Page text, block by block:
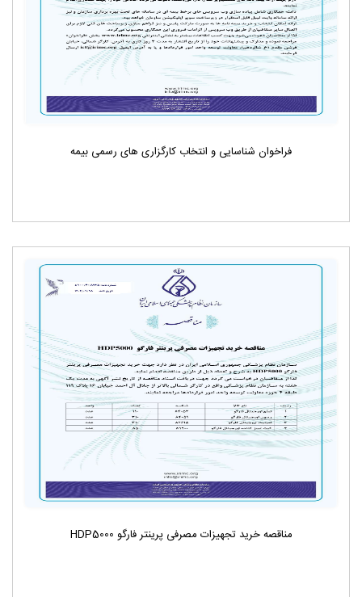
فراخوان شناسایی و انتخاب کارگزاری های رسمی بیمه
مناقصه خرید تجهیزات مصرفی پرینتر فارگو HDP5000